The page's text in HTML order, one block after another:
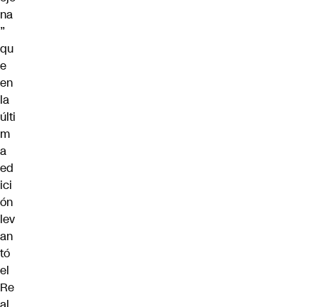
na
”
qu
e
en
la
últi
m
a
ed
ici
ón
lev
an
tó
el
Re